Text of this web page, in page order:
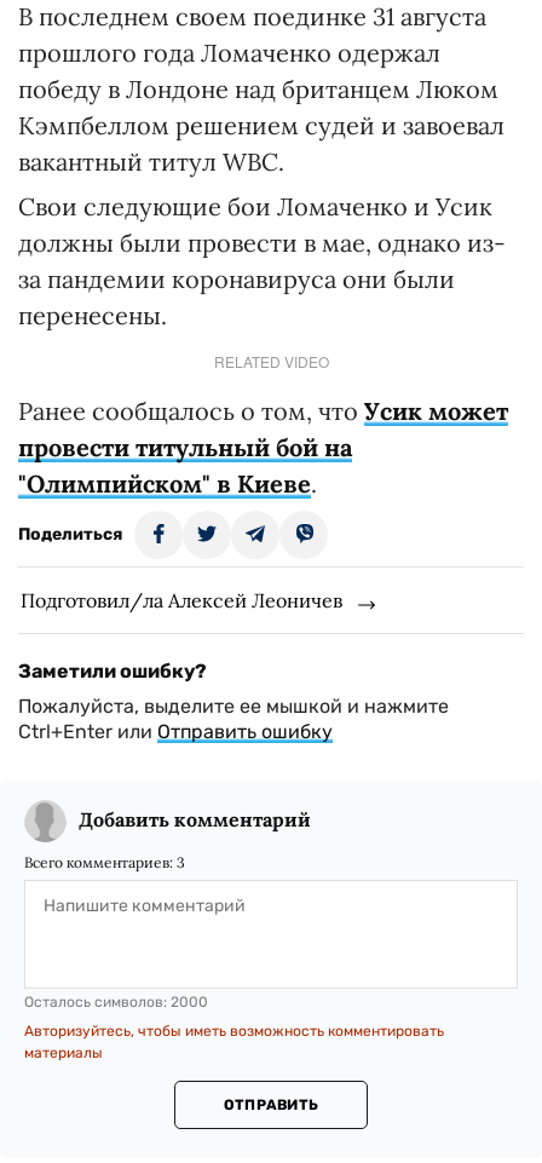
В последнем своем поединке 31 августа
прошлого года Ломаченко одержал
победу в Лондоне над британцем Люком
Кэмпбеллом решением судей и завоевал
вакантный титул WBC.
Свои следующие бои Ломаченко и Усик
должны были провести в мае, однако из-
за пандемии коронавируса они были
перенесены.
RELATED VIDEO
Ранее сообщалось о том, что Усик может
провести титульный бой на
"Олимпийском" в Киеве.
Поделиться
Подготовил/ла Алексей Леоничев
Заметили ошибку?
Пожалуйста, выделите ее мышкой и нажмите
Ctrl+Enter или Отправить ошибку
Добавить комментарий
Всего комментариев: 3
Осталось символов: 2000
Авторизуйтесь, чтобы иметь возможность комментировать
материалы
ОТПРАВИТЬ